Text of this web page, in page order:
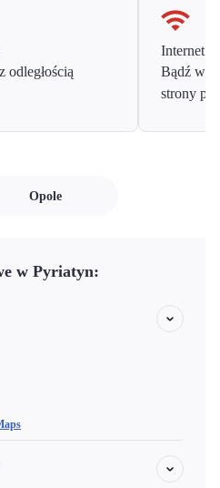
odległością
Internet
Bądź w
strony
Opole
w Pyriatyn: